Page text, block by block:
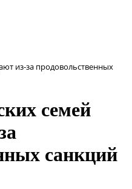
из-за продовольственных
семей
санкций